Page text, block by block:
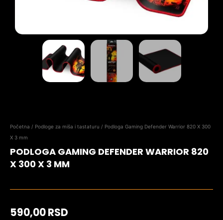
Početna / Podloge za miša i tastaturu / Podloga Gaming Defender Warrior 820 X 300
X 3 mm
PODLOGA GAMING DEFENDER WARRIOR 820
X 300 X 3 MM
590,00RSD